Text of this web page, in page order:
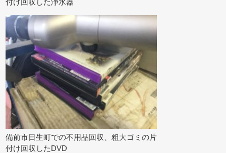
付け回収した浄水器
備前市日生町での不用品回収、粗大ゴミの片
付け回収したDVD